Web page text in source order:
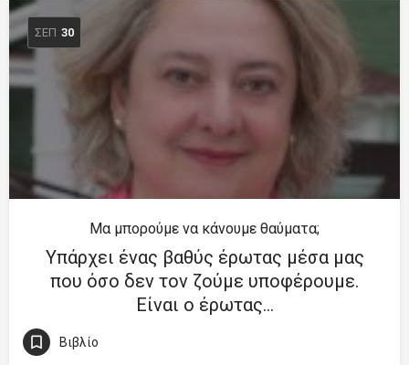
ΣΕΠ 30
Μα μπορούμε να κάνουμε θαύματα;
Υπάρχει ένας βαθύς έρωτας μέσα μας
που όσο δεν τον ζούμε υποφέρουμε.
Είναι ο έρωτας…
Βιβλίο